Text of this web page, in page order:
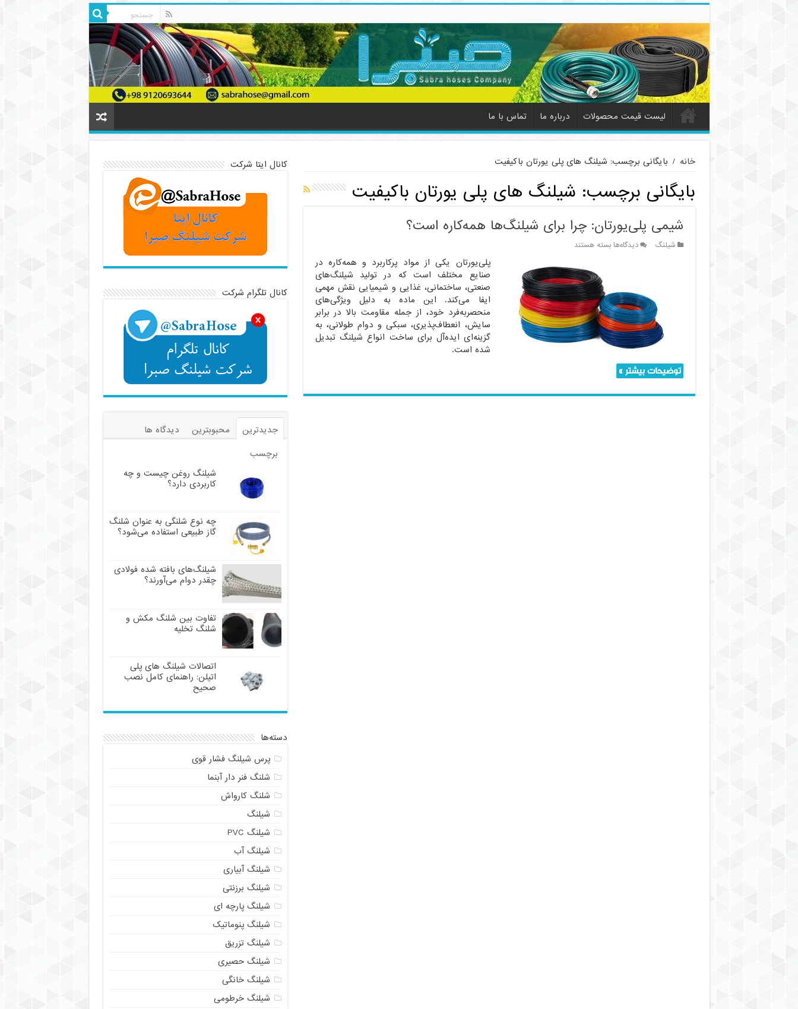
لیست قیمت محصولات درباره ما تماس با ما
خانه / بایگانی برچسب: شیلنگ های پلی یورتان باکیفیت
بایگانی برچسب: شیلنگ های پلی یورتان باکیفیت
شیمی پلی‌یورتان: چرا برای شیلنگ‌ها همه‌کاره است؟
شیلنگ دیدگاه‌هابرای
پلی‌یورتان:
چرا
برای
شیلنگ‌ها
همه‌کاره
است؟
بسته هستند
پلی‌یورتان یکی از مواد پرکاربرد و همه‌کاره در
صنایع مختلف است که در تولید شیلنگ‌های
صنعتی، ساختمانی، غذایی و شیمیایی نقش مهمی
ایفا می‌کند. این ماده به دلیل ویژگی‌های
منحصر‌به‌فرد خود، از جمله مقاومت بالا در برابر
سایش، انعطاف‌پذیری، سبکی و دوام طولانی، به
گزینه‌ای ایده‌آل برای ساخت انواع شیلنگ تبدیل
شده است.
توضیحات بیشتر »
کانال ایتا شرکت
کانال تلگرام شرکت
جدیدترین محبوبترین
دیدگاه ها
برچسب
شیلنگ روغن چیست و چه
کاربردی دارد؟
چه نوع شلنگی به عنوان شلنگ
گاز طبیعی استفاده می‌شود؟
شیلنگ‌های بافته شده فولادی
چقدر دوام می‌آورند؟
تفاوت بین شلنگ مکش و
شلنگ تخلیه
اتصالات شیلنگ های پلی
اتیلن: راهنمای کامل نصب
صحیح
دسته‌ها
پرس شیلنگ فشار قوی
شلنگ فنر دار آبنما
شلنگ کارواش
شیلنگ
شیلنگ PVC
شیلنگ آب
شیلنگ آبیاری
شیلنگ برزنتی
شیلنگ پارچه ای
شیلنگ پنوماتیک
شیلنگ تزریق
شیلنگ حصیری
شیلنگ خانگی
شیلنگ خرطومی